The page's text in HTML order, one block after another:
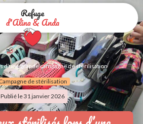
Refuge
d'Alina & Anda
d’une grande campagne de stérilisation
de stérilisation
Publié le 31 janvier 2026